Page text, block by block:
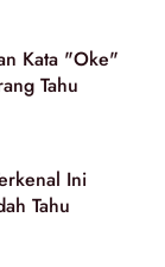
Kata "Oke"
Tahu
Ini
Tahu